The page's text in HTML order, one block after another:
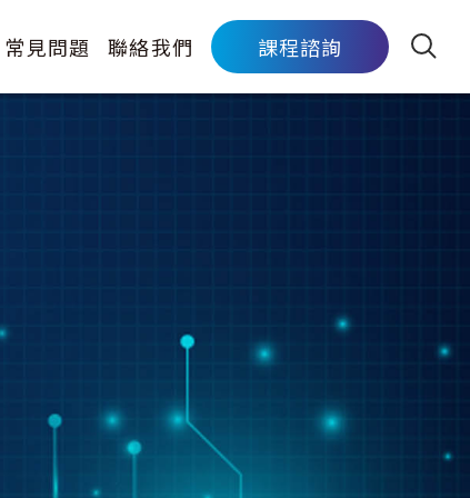
常見問題 聯絡我們 課程諮詢